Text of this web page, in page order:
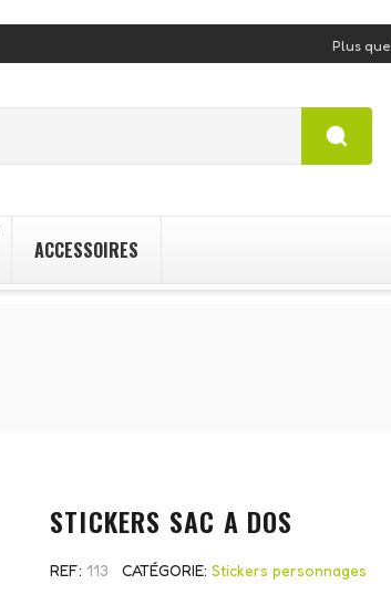
Plus que
ACCESSOIRES
STICKERS SAC A DOS
REF 113 CATÉGORIE Stickers personnages